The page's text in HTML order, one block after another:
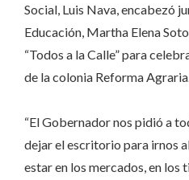
Social, Luis Nava, encabezó
Educación, Martha Elena
“Todos a la Calle” para
de la colonia Reforma Agraria.
“El Gobernador nos pidió a
dejar el escritorio para irnos
estar en los mercados, en los